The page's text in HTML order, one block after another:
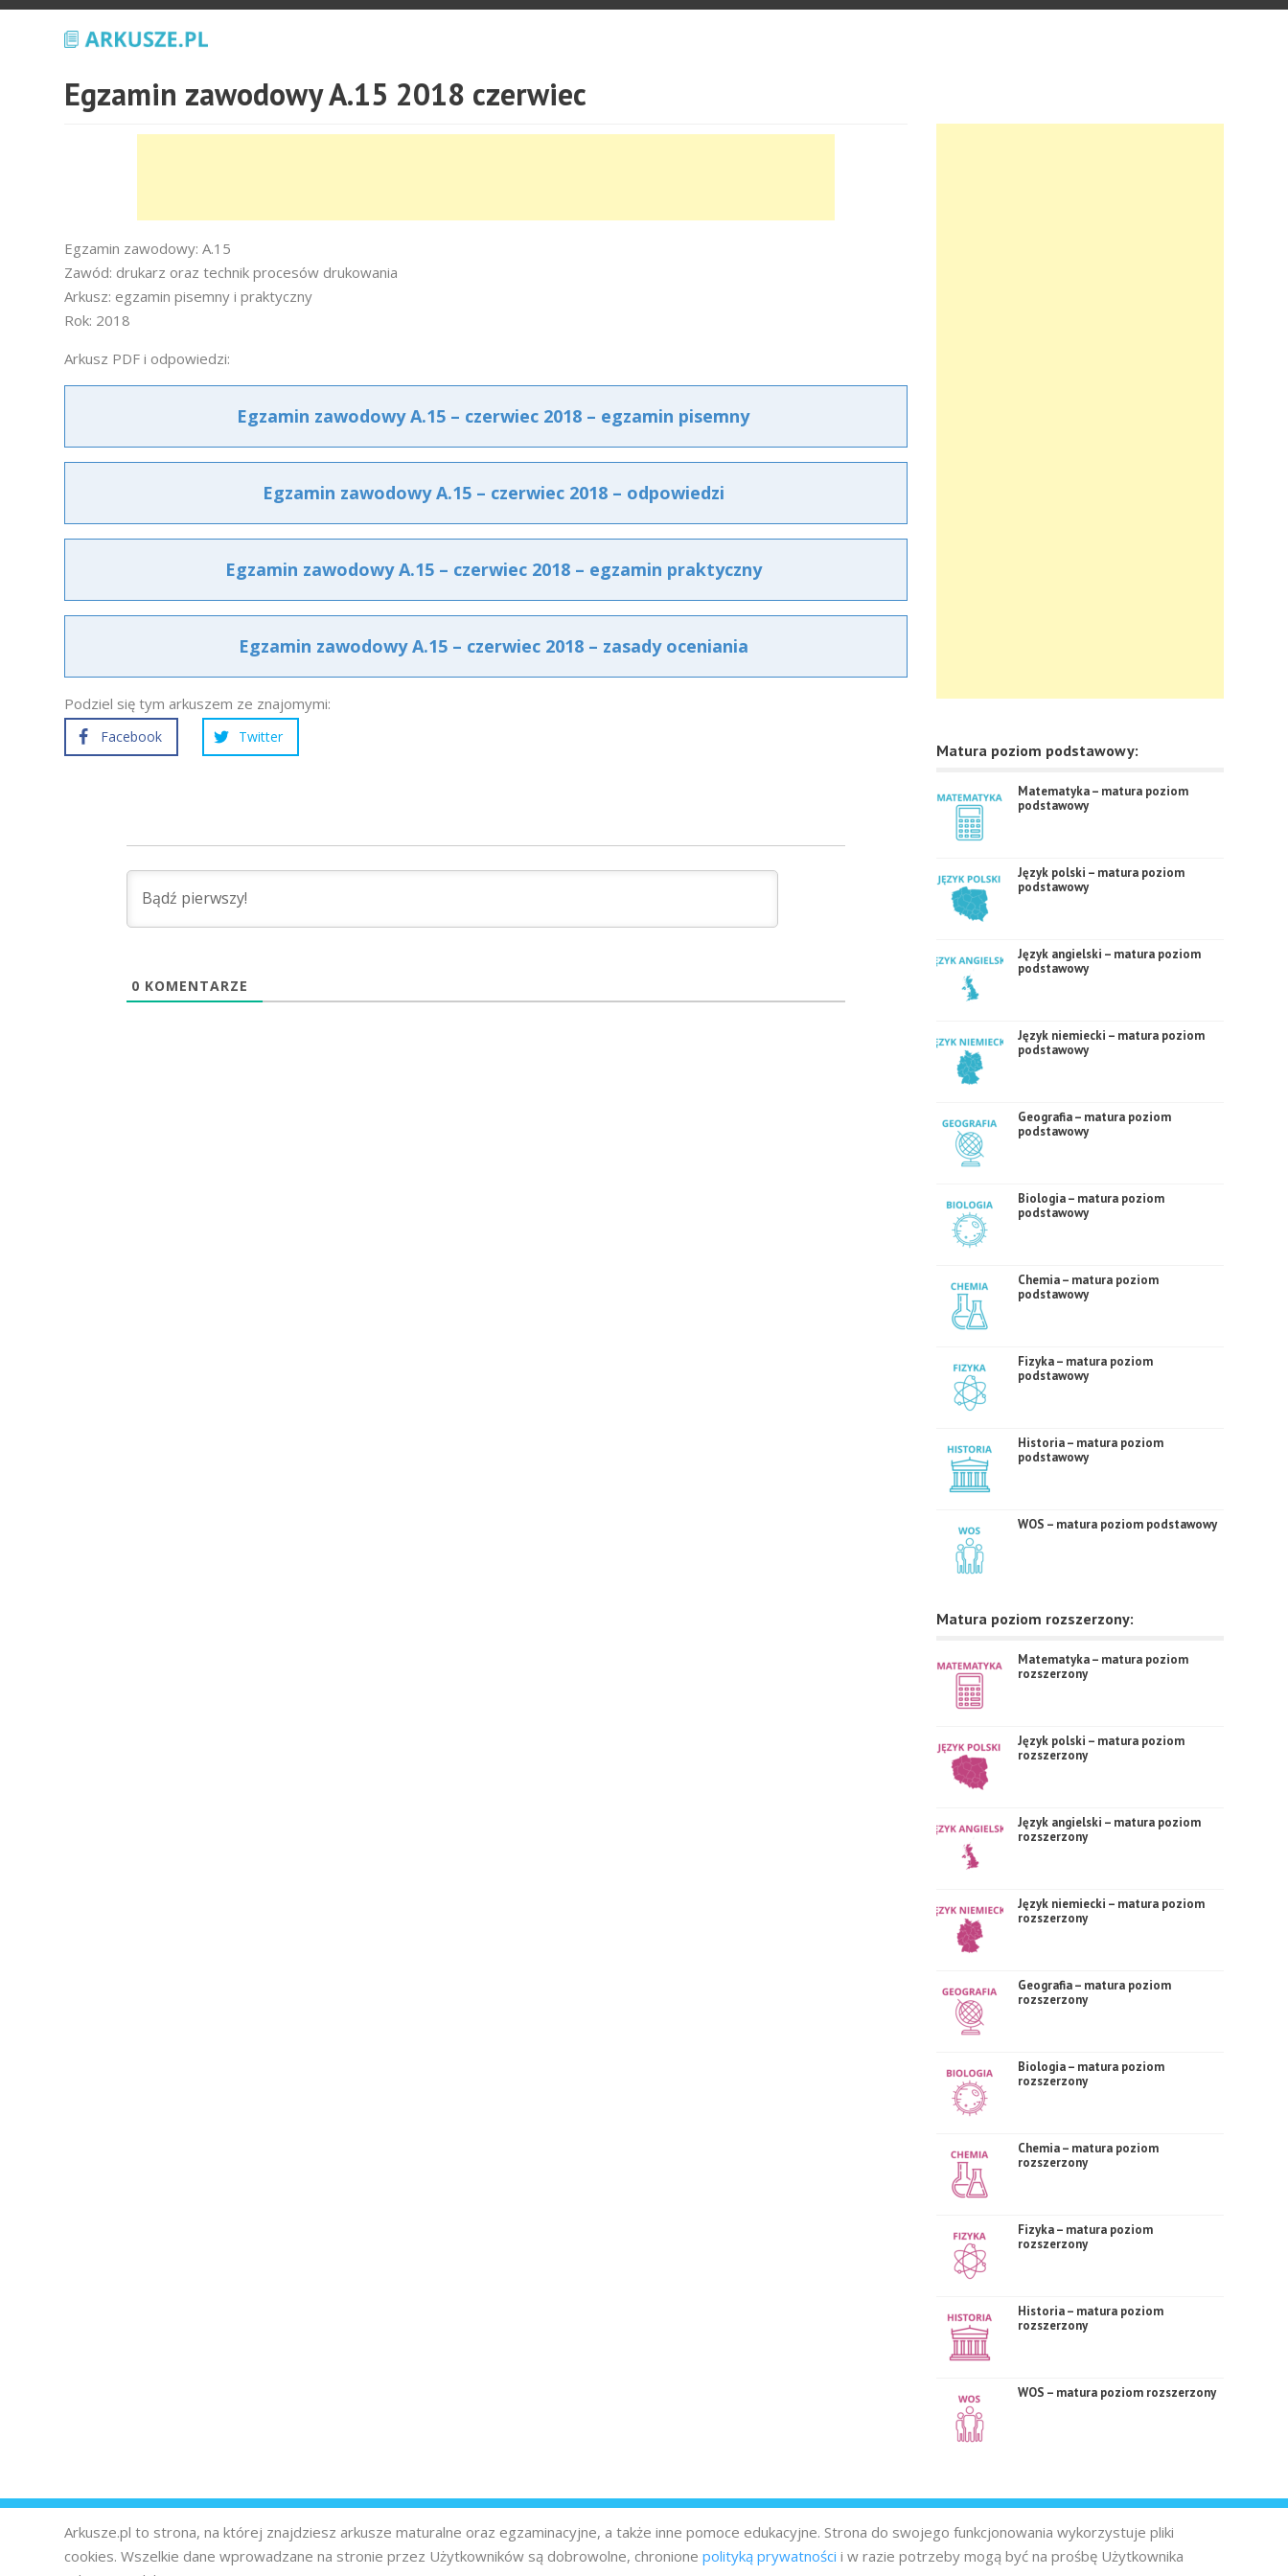
Egzamin zawodowy A.15 2018 czerwiec
Egzamin zawodowy: A.15
Zawód: drukarz oraz technik procesów drukowania
Arkusz: egzamin pisemny i praktyczny
Rok: 2018
Arkusz PDF i odpowiedzi:
Egzamin zawodowy A.15 – czerwiec 2018 – egzamin pisemny
Egzamin zawodowy A.15 – czerwiec 2018 – odpowiedzi
Egzamin zawodowy A.15 – czerwiec 2018 – egzamin praktyczny
Egzamin zawodowy A.15 – czerwiec 2018 – zasady oceniania
Podziel się tym arkuszem ze znajomymi:
Facebook Twitter
0 KOMENTARZE
Matura poziom podstawowy:
Matematyka – matura poziom
podstawowy
Język polski – matura poziom
podstawowy
Język angielski – matura poziom
podstawowy
Język niemiecki – matura poziom
podstawowy
Geografia – matura poziom
podstawowy
Biologia – matura poziom
podstawowy
Chemia – matura poziom
podstawowy
Fizyka – matura poziom
podstawowy
Historia – matura poziom
podstawowy
WOS – matura poziom podstawowy
Matura poziom rozszerzony:
Matematyka – matura poziom
rozszerzony
Język polski – matura poziom
rozszerzony
Język angielski – matura poziom
rozszerzony
Język niemiecki – matura poziom
rozszerzony
Geografia – matura poziom
rozszerzony
Biologia – matura poziom
rozszerzony
Chemia – matura poziom
rozszerzony
Fizyka – matura poziom
rozszerzony
Historia – matura poziom
rozszerzony
WOS – matura poziom rozszerzony
Arkusze.pl to strona, na której znajdziesz arkusze maturalne oraz egzaminacyjne, a także inne pomoce edukacyjne. Strona do swojego funkcjonowania wykorzystuje pliki
cookies. Wszelkie dane wprowadzane na stronie przez Użytkowników są dobrowolne, chronione polityką prywatności i w razie potrzeby mogą być na prośbę Użytkownika